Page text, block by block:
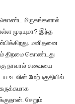
மிருகங்களால்
முடியுமா? இந்த
மனிதனை
திறமை கொண்டது
நாவால் சுவையை
உடலின் மேற்பகுதியில்
சேறும்